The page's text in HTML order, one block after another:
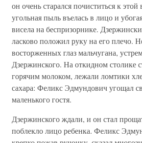
он очень старался почиститься к этой
угольная пыль въелась в лицо и
висела на беспризорнике.
ласково положил руку на его плечо.
восторженных глаз мальчугана,
Дзержинского. На откидном столике
горячим молоком, лежали ломтики
сахара: Феликс Эдмундович угощал
маленького гостя.
Дзержинского ждали, и он стал
поблекло лицо ребенка. Феликс